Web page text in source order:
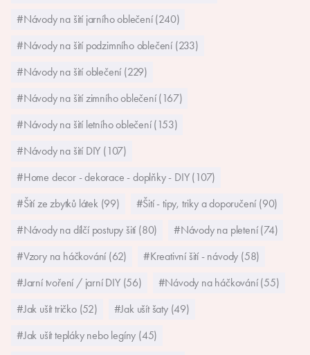
#Návody na šití jarního oblečení (240)
#Návody na šití podzimního oblečení (233)
#Návody na šití oblečení (229)
#Návody na šití zimního oblečení (167)
#Návody na šití letního oblečení (153)
#Návody na šití DIY (107)
#Home decor - dekorace - doplňky - DIY (107)
#Šití ze zbytků látek (99)
#Šití - tipy, triky a doporučení (90)
#Návody na dílčí postupy šití (80)
#Návody na pletení (74)
#Vzory na háčkování (62)
#Kreativní šití - návody (58)
#Jarní tvoření / jarní DIY (56)
#Návody na háčkování (55)
#Jak ušít tričko (52)
#Jak ušít šaty (49)
#Jak ušít tepláky nebo legíny (45)